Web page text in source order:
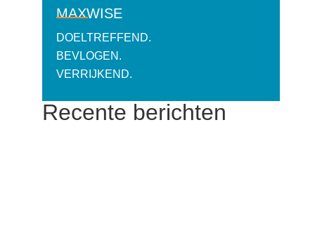
MAXWISE
DOELTREFFEND.
BEVLOGEN.
VERRIJKEND.
Recente berichten